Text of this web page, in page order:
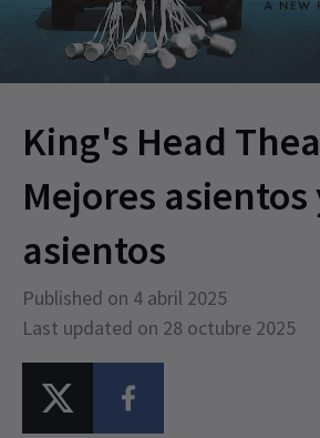
King's Head
Mejores
asientos
Published on 4 abril 2025
Last updated on 28 octubre 2025